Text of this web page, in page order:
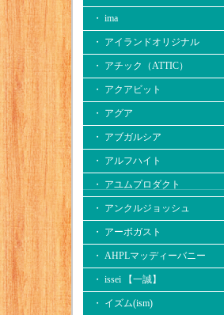
・ ima
・ アイランドオリジナル
・ アチック（ATTIC）
・ アクアビット
・ アグア
・ アブガルシア
・ アルフハイト
・ アユムプロダクト
・ アンクルジョッシュ
・ アーボガスト
・ AHPLマッディーバニー
・ issei 【一誠】
・ イズム(ism)